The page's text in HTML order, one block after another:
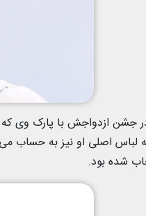
در جشن ازدواجش با پارک وی
اصلی او نیز به حساب
شده بود.